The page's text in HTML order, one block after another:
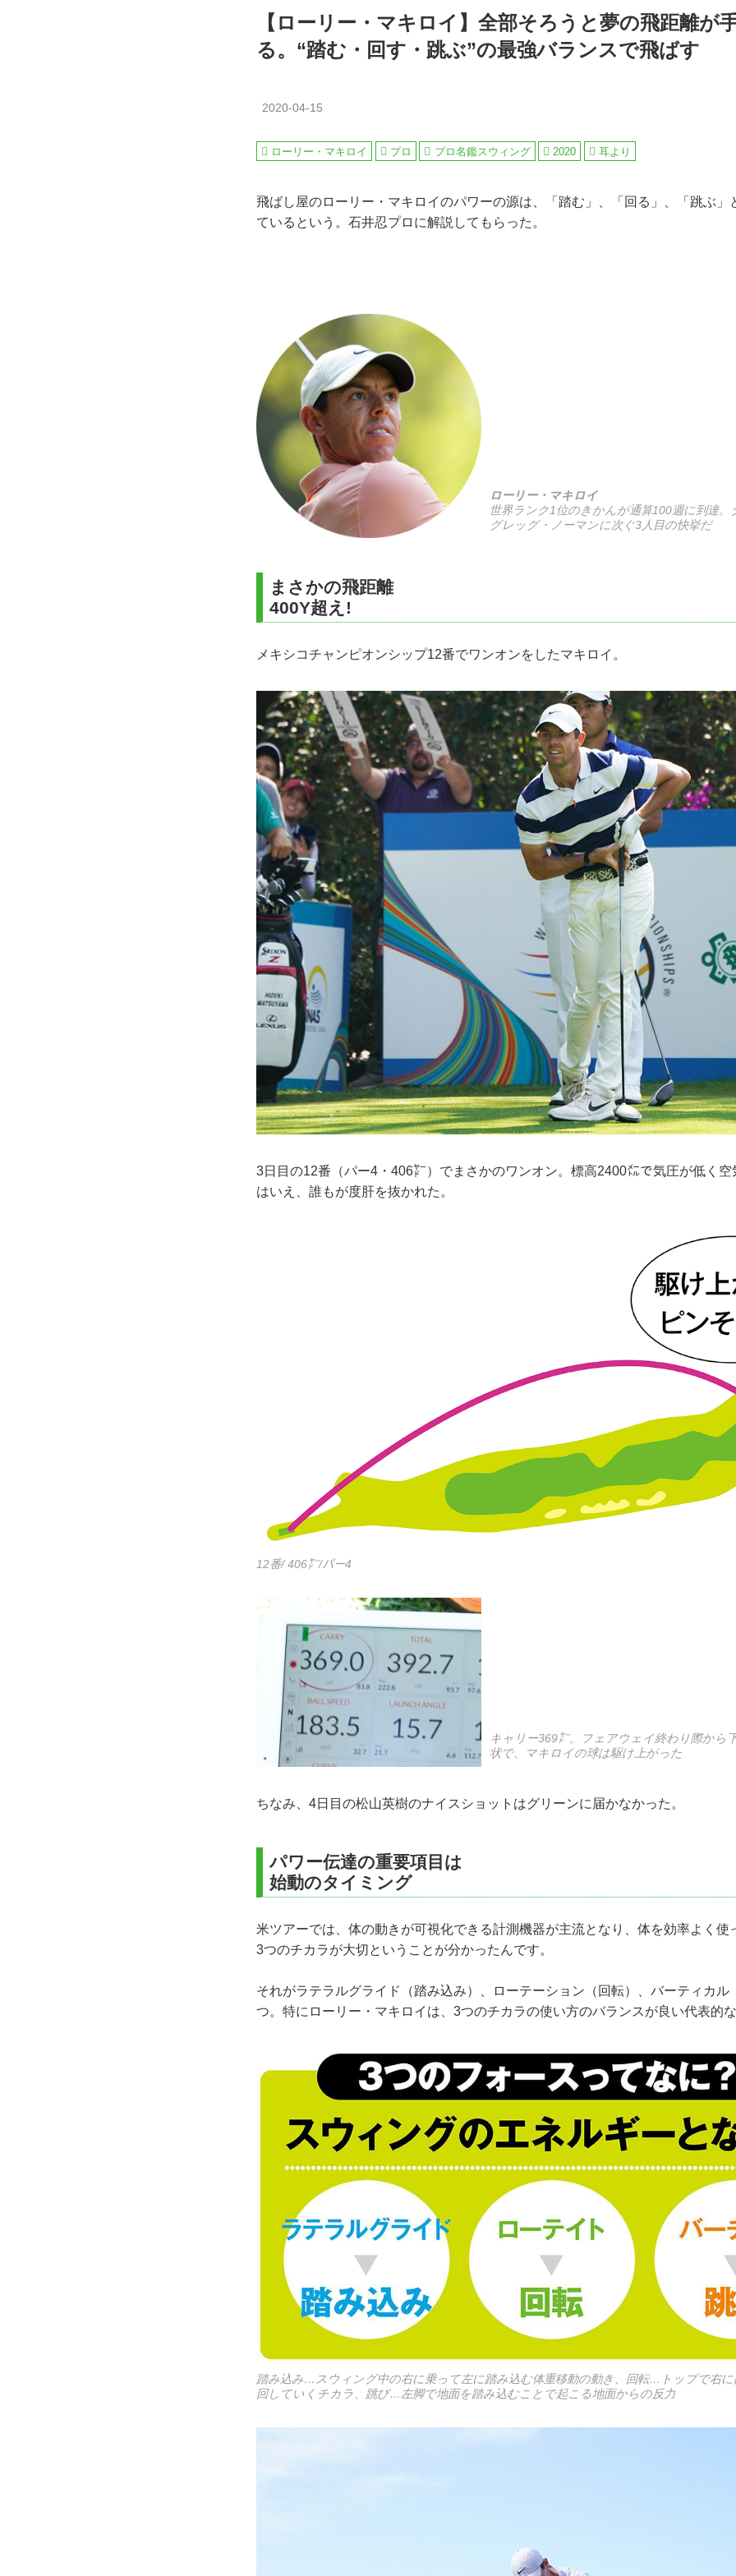
【ローリー・マキロイ】全部そろうと夢の飛距離が
る。“踏む・回す・跳ぶ”の最強バランスで飛ばす
2020-04-15
ローリー・マキロイ プロ プロ名鑑スウィング 2020 耳より
飛ばし屋のローリー・マキロイのパワーの源は、「踏む」、「回る」、「跳ぶ」
ているという。石井忍プロに解説してもらった。
ローリー・マキロイ
世界ランク1位のきかんが通算100週に到達。
グレッグ・ノーマンに次ぐ3人目の快挙だ
まさかの飛距離
400Y超え!
メキシコチャンピオンシップ12番でワンオンをしたマキロイ。
3日目の12番（パー4・406㍎）でまさかのワンオン。標高2400㍍で気圧が低く空
はいえ、誰もが度肝を抜かれた。
12番/ 406㍎/パー4
キャリー369㍎。フェアウェイ終わり際から
状で、マキロイの球は駆け上がった
ちなみ、4日目の松山英樹のナイスショットはグリーンに届かなかった。
パワー伝達の重要項目は
始動のタイミング
米ツアーでは、体の動きが可視化できる計測機器が主流となり、体を効率よく使
3つのチカラが大切ということが分かったんです。
それがラテラルグライド（踏み込み）、ローテーション（回転）、バーティカル
つ。特にローリー・マキロイは、3つのチカラの使い方のバランスが良い代表的な
踏み込み…スウィング中の右に乗って左に踏み込む体重移動の動き、回転…トップで右
回していくチカラ、跳び…左脚で地面を踏み込むことで起こる地面からの反力